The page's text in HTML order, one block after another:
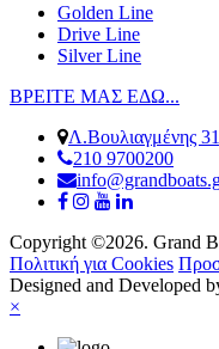
Golden Line
Drive Line
Silver Line
ΒΡΕΙΤΕ ΜΑΣ ΕΔΩ...
Λ.Βουλιαγμένης
210 9700200
Copyright ©2026. Grand
Πολιτική για Cookies
Designed and Developed
×